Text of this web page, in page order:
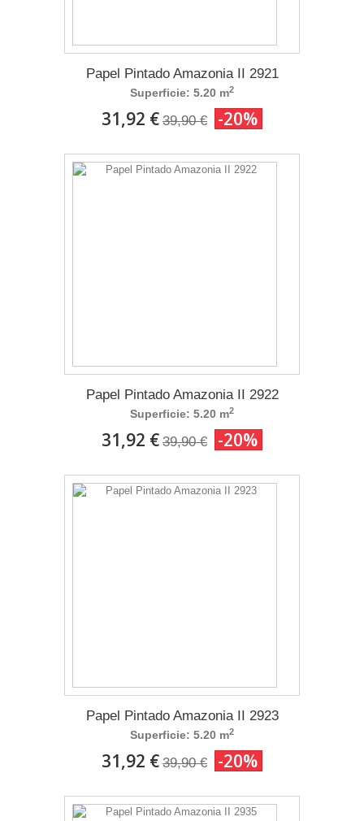
Papel Pintado Amazonia II 2921
Superficie: 5.20 m2
31,92 € 39,90 € -20%
Papel Pintado Amazonia II 2922
Superficie: 5.20 m2
31,92 € 39,90 € -20%
Papel Pintado Amazonia II 2923
Superficie: 5.20 m2
31,92 € 39,90 € -20%